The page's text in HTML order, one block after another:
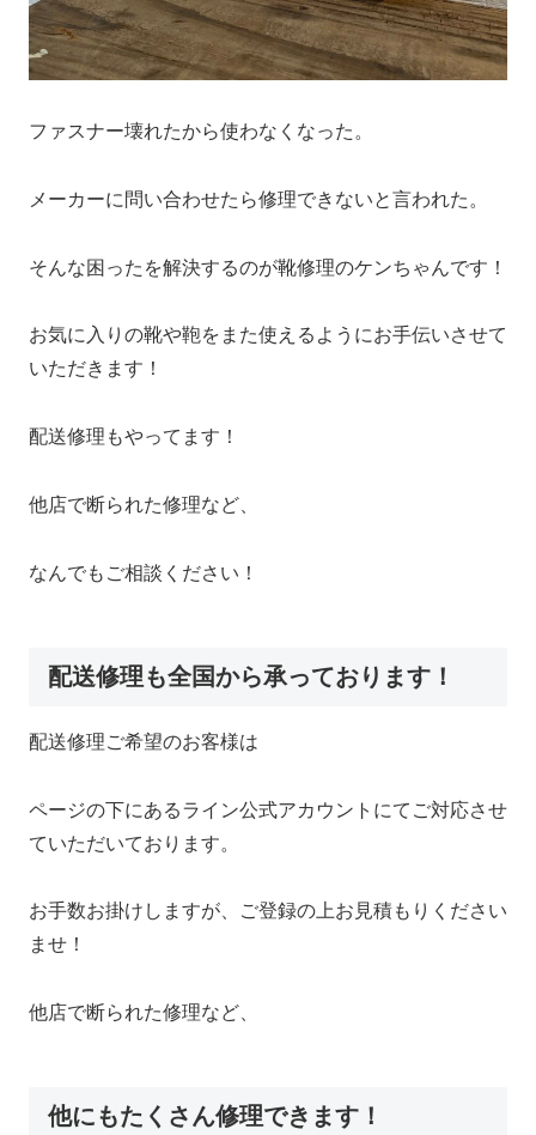
ファスナー壊れたから使わなくなった。
メーカーに問い合わせたら修理できないと言われた。
そんな困ったを解決するのが靴修理のケンちゃんです！
お気に入りの靴や鞄をまた使えるようにお手伝いさせて
いただきます！
配送修理もやってます！
他店で断られた修理など、
なんでもご相談ください！
配送修理も全国から承っております！
配送修理ご希望のお客様は
ページの下にあるライン公式アカウントにてご対応させ
ていただいております。
お手数お掛けしますが、ご登録の上お見積もりください
ませ！
他店で断られた修理など、
他にもたくさん修理できます！